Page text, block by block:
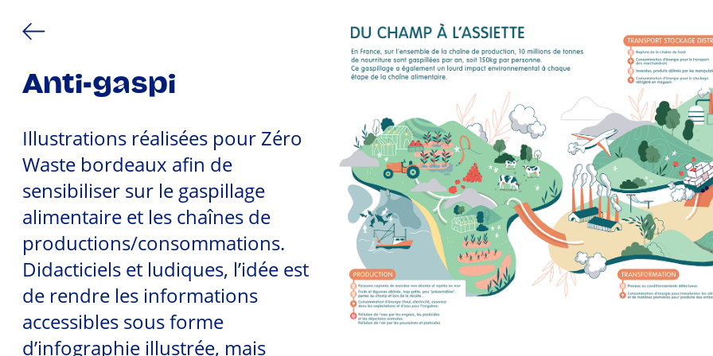
Anti-gaspi
Illustrations réalisées pour Zéro
Waste bordeaux afin de
sensibiliser sur le gaspillage
alimentaire et les chaînes de
productions/consommations.
Didacticiels et ludiques, l’idée est
de rendre les informations
accessibles sous forme
d’infographie illustrée, mais